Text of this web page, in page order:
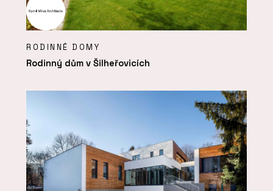
RODINNÉ DOMY
Rodinný dům v Šilheřovicích